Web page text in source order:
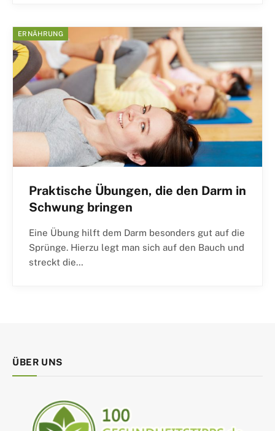
ERNÄHRUNG
Praktische Übungen, die den Darm in
Schwung bringen
Eine Übung hilft dem Darm besonders gut auf die
Sprünge. Hierzu legt man sich auf den Bauch und
streckt die…
ÜBER UNS